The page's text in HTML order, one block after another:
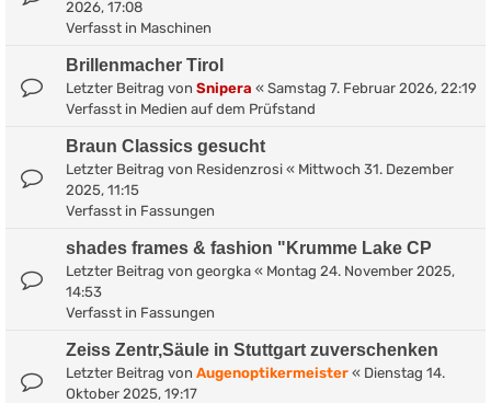
2026, 17:08
Verfasst in Maschinen
Brillenmacher Tirol
Letzter Beitrag von Snipera « Samstag 7. Februar 2026, 22:19
Verfasst in Medien auf dem Prüfstand
Braun Classics gesucht
Letzter Beitrag von Residenzrosi « Mittwoch 31. Dezember
2025, 11:15
Verfasst in Fassungen
shades frames & fashion "Krumme Lake CP
Letzter Beitrag von georgka « Montag 24. November 2025,
14:53
Verfasst in Fassungen
Zeiss Zentr,Säule in Stuttgart zuverschenken
Letzter Beitrag von Augenoptikermeister « Dienstag 14.
Oktober 2025, 19:17